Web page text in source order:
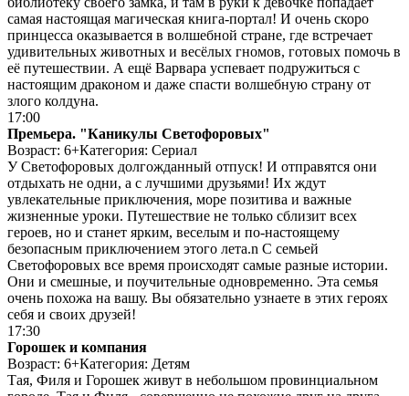
самая настоящая магическая книга-портал! И очень скоро
принцесса оказывается в волшебной стране, где встречает
удивительных животных и весёлых гномов, готовых помочь в
её путешествии. А ещё Варвара успевает подружиться с
настоящим драконом и даже спасти волшебную страну от
злого колдуна.
17:00
Премьера. "Каникулы Светофоровых"
Возраст: 6+Категория: Сериал
У Светофоровых долгожданный отпуск! И отправятся они
отдыхать не одни, а с лучшими друзьями! Их ждут
увлекательные приключения, море позитива и важные
жизненные уроки. Путешествие не только сблизит всех
героев, но и станет ярким, веселым и по-настоящему
безопасным приключением этого лета.n С семьей
Светофоровых все время происходят самые разные истории.
Они и смешные, и поучительные одновременно. Эта семья
очень похожа на вашу. Вы обязательно узнаете в этих героях
себя и своих друзей!
17:30
Горошек и компания
Возраст: 6+Категория: Детям
Тая, Филя и Горошек живут в небольшом провинциальном